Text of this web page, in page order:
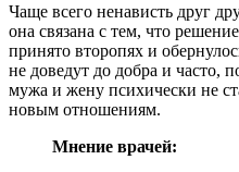
Чаще всего ненависть друг
она связана с тем, что
принято второпях и
не доведут до добра и часто,
мужа и жену психически не
новым отношениям.
Мнение врачей: